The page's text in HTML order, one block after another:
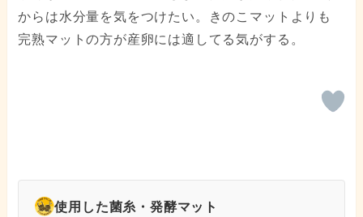
からは水分量を気をつけたい。きのこマットよりも
完熟マットの方が産卵には適してる気がする。
使用した菌糸・発酵マット